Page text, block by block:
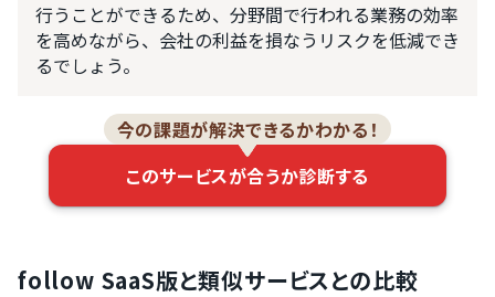
行うことができるため、分野間で行われる業務の効率
を高めながら、会社の利益を損なうリスクを低減でき
るでしょう。
今の課題が解決できるかわかる！
このサービスが合うか診断する
follow SaaS版と類似サービスとの比較